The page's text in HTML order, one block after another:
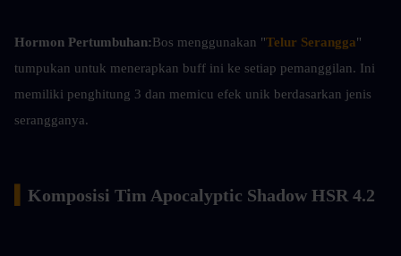
Hormon Pertumbuhan:Bos menggunakan "Telur Serangga"
tumpukan untuk menerapkan buff ini ke setiap pemanggilan. Ini
memiliki penghitung 3 dan memicu efek unik berdasarkan jenis
serangganya.
Komposisi Tim Apocalyptic Shadow HSR 4.2